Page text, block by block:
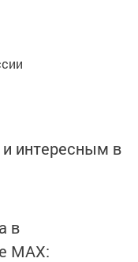
интересным в
в
MАХ: